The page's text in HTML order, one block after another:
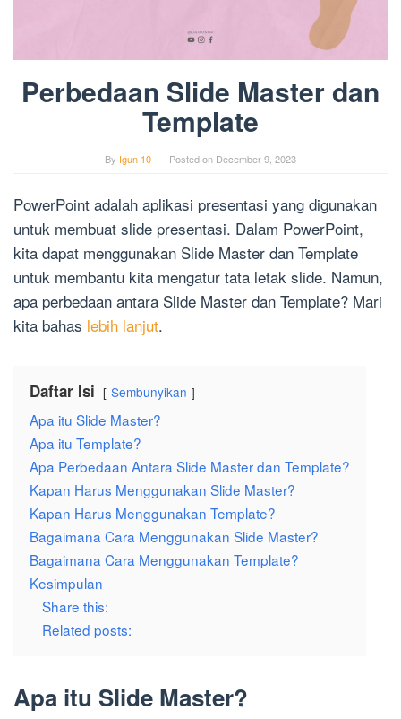
Perbedaan Slide Master dan
Template
By Igun 10 Posted on December 9, 2023
PowerPoint adalah aplikasi presentasi yang digunakan
untuk membuat slide presentasi. Dalam PowerPoint,
kita dapat menggunakan Slide Master dan Template
untuk membantu kita mengatur tata letak slide. Namun,
apa perbedaan antara Slide Master dan Template? Mari
kita bahas lebih lanjut.
Daftar Isi Sembunyikan
Apa itu Slide Master?
Apa itu Template?
Apa Perbedaan Antara Slide Master dan Template?
Kapan Harus Menggunakan Slide Master?
Kapan Harus Menggunakan Template?
Bagaimana Cara Menggunakan Slide Master?
Bagaimana Cara Menggunakan Template?
Kesimpulan
Share this:
Related posts:
Apa itu Slide Master?